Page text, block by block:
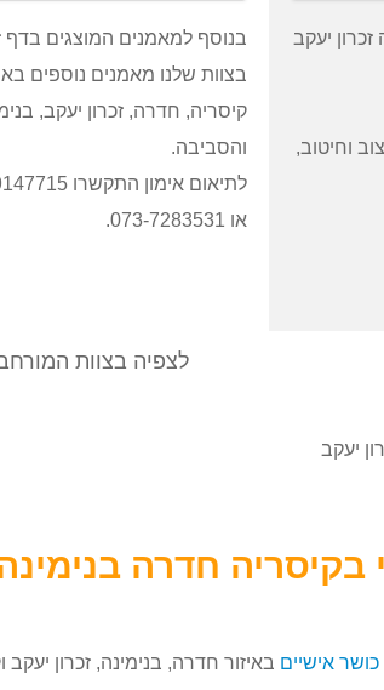
יעקב
וחיטוב,
בנוסף למאמנים המוצגים בדף
בצוות שלנו מאמנים נוספים
קיסריה, חדרה, זכרון יעקב,
והסביבה.
לתיאום אימון
או 073-7283531.
לצפיה בצוות
יעקב
חדרה
אישיים באיזור חדרה, בנימינה, זכרון יעקב